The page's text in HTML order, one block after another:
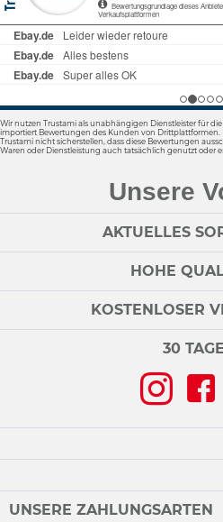
Wir nutzen Trustami als unabhängigen Dienstleister für
importiert Bewertungen des Kunden von
Trustami nicht sicherstellen, dass diese Bewertungen
Waren oder Dienstleistung auch tatsächlich genutzt oder
Unsere
AKTUELLES
HOHE
KOSTENLOSER
30 TAGE
UNSERE ZAHLUNGSARTEN